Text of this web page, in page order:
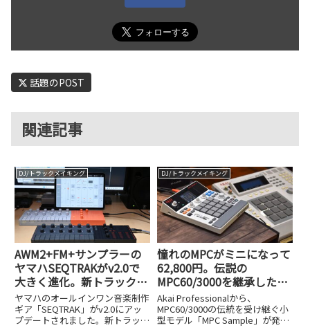
話題のPOST
関連記事
DJ/トラックメイキング
AWM2+FM+サンプラーの
ヤマハSEQTRAKがv2.0で
大きく進化。新トラック機
能とDAW連携を深掘りする
ヤマハのオールインワン音楽制作
ギア「SEQTRAK」がv2.0にアッ
プデートされました。新トラック
DJ/トラックメイキング
憧れのMPCがミニになって
62,800円。伝説の
MPC60/3000を継承した
MPC Sampleが発売開始！
Akai Professionalから、
MPC60/3000の伝統を受け継ぐ小
型モデル「MPC Sample」が発売